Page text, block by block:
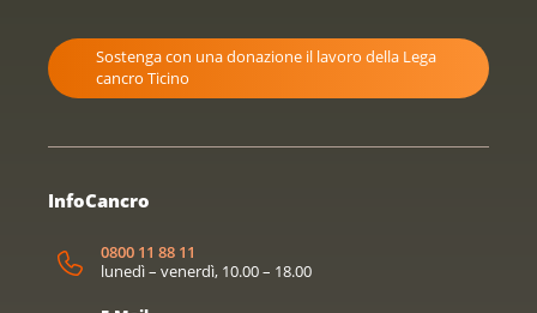
Sostenga con una donazione il lavoro della Lega
cancro Ticino
InfoCancro
0800 11 88 11
lunedì – venerdì, 10.00 – 18.00